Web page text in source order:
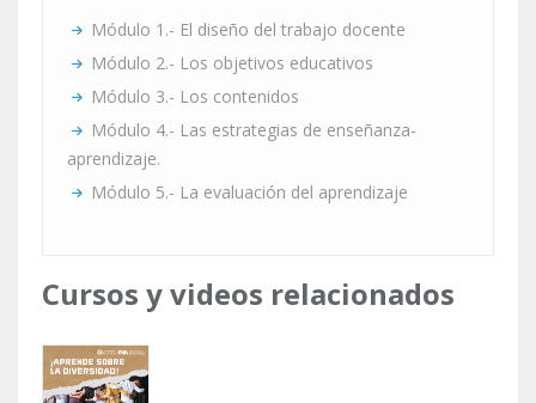
Módulo 1.- El diseño del trabajo docente
Módulo 2.- Los objetivos educativos
Módulo 3.- Los contenidos
Módulo 4.- Las estrategias de enseñanza-
aprendizaje.
Módulo 5.- La evaluación del aprendizaje
Cursos y videos relacionados